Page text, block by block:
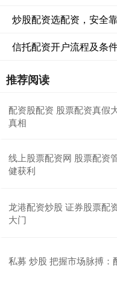
炒股配资选配资，安全
信托配资开户流程及条
推荐阅读
配资股配资 股票配资真假
真相
线上股票配资网 股票配资
健获利
龙港配资炒股 证券股票配
大门
私募 炒股 把握市场脉搏：